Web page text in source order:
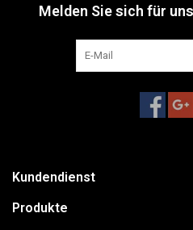
Melden Sie sich für
Kundendienst
Produkte